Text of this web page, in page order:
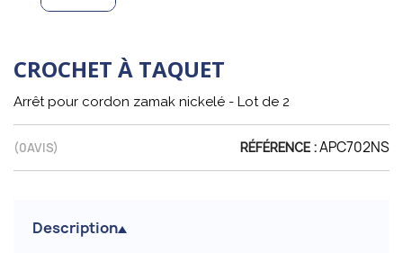
CROCHET À TAQUET
Arrêt pour cordon zamak nickelé - Lot de 2
(0AVIS) RÉFÉRENCE :APC702NS
Description